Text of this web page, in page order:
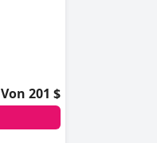
Von 201 $